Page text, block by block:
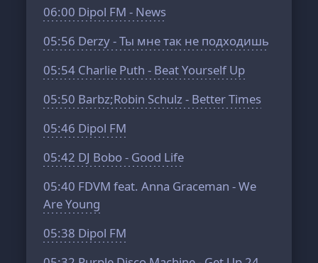
06:00 Dipol FM - News
05:56 Derzy - Ты мне так не подходишь
05:54 Charlie Puth - Beat Yourself Up
05:50 Barbz;Robin Schulz - Better Times
05:46 Dipol FM
05:42 DJ Bobo - Good Life
05:40 FDVM feat. Anna Graceman - We
Are Young
05:38 Dipol FM